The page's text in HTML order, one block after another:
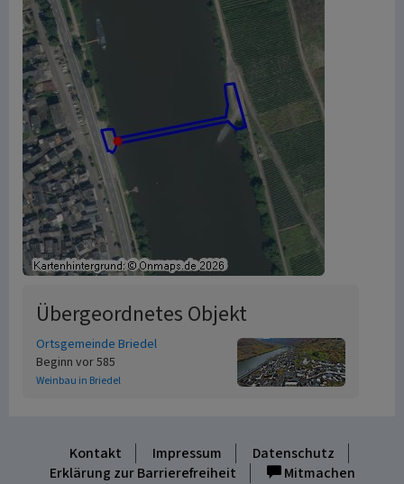
Übergeordnetes Objekt
Ortsgemeinde Briedel
Beginn vor 585
Weinbau in Briedel
Kontakt Impressum
Datenschutz
Erklärung zur Barrierefreiheit
Mitmachen